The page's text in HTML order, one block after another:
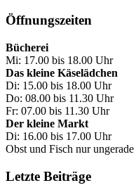
Öffnungszeiten
Bücherei
Mi: 17.00 bis 18.00 Uhr
Das kleine Käselädchen
Di: 15.00 bis 18.00 Uhr
Do: 08.00 bis 11.30 Uhr
Fr: 07.00 bis 11.30 Uhr
Der kleine Markt
Di: 16.00 bis 17.00 Uhr
Obst und Fisch nur
Letzte Beiträge